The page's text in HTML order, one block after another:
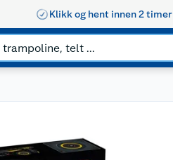
Klikk og hent innen 2 timer